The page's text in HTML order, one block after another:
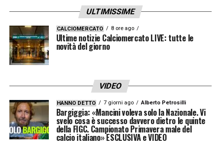
ULTIMISSIME
CALCIOMERCATO 8 ore ago
Ultime notizie Calciomercato LIVE: tutte le
novità del giorno
VIDEO
HANNO DETTO 7 giorni ago Alberto Petrosilli
Bargiggia: «Mancini voleva solo la Nazionale. Vi
svelo cosa è successo davvero dietro le quinte
della FIGC. Campionato Primavera male del
calcio italiano» ESCLUSIVA e VIDEO